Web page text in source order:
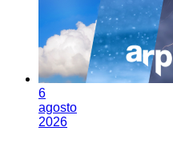
6
agosto
2026